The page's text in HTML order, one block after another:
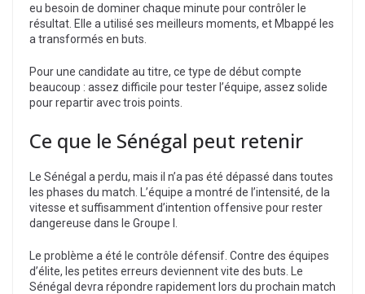
eu besoin de dominer chaque minute pour contrôler le
résultat. Elle a utilisé ses meilleurs moments, et Mbappé les
a transformés en buts.
Pour une candidate au titre, ce type de début compte
beaucoup : assez difficile pour tester l’équipe, assez solide
pour repartir avec trois points.
Ce que le Sénégal peut retenir
Le Sénégal a perdu, mais il n’a pas été dépassé dans toutes
les phases du match. L’équipe a montré de l’intensité, de la
vitesse et suffisamment d’intention offensive pour rester
dangereuse dans le Groupe I.
Le problème a été le contrôle défensif. Contre des équipes
d’élite, les petites erreurs deviennent vite des buts. Le
Sénégal devra répondre rapidement lors du prochain match